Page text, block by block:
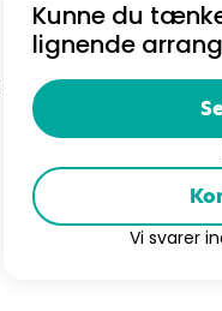
Kunne du
lignende
Vi svarer